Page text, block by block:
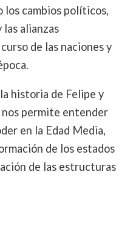
los cambios políticos,
alianzas
de las naciones y
historia de Felipe y
permite entender
en la Edad Media,
de los estados
de las estructuras